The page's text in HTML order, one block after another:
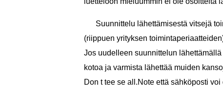
Suunnittelu lähettämisestä vitsejä
(riippuen yrityksen
Jos uudelleen suunnittelun
kotoa ja varmista lähettää muiden
Don t tee se all.Note että sähköposti